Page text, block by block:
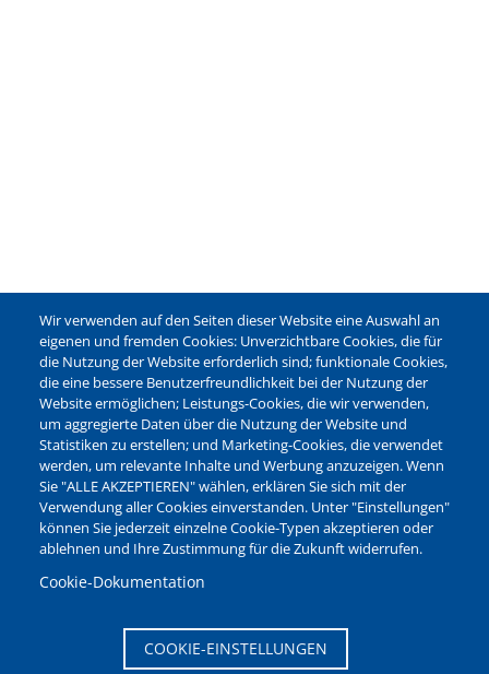
Wir verwenden auf den Seiten dieser Website eine Auswahl an
eigenen und fremden Cookies: Unverzichtbare Cookies, die für
die Nutzung der Website erforderlich sind; funktionale Cookies,
die eine bessere Benutzerfreundlichkeit bei der Nutzung der
Website ermöglichen; Leistungs-Cookies, die wir verwenden,
um aggregierte Daten über die Nutzung der Website und
Statistiken zu erstellen; und Marketing-Cookies, die verwendet
werden, um relevante Inhalte und Werbung anzuzeigen. Wenn
Sie "ALLE AKZEPTIEREN" wählen, erklären Sie sich mit der
Verwendung aller Cookies einverstanden. Unter "Einstellungen"
können Sie jederzeit einzelne Cookie-Typen akzeptieren oder
ablehnen und Ihre Zustimmung für die Zukunft widerrufen.
Cookie-Dokumentation
COOKIE-EINSTELLUNGEN